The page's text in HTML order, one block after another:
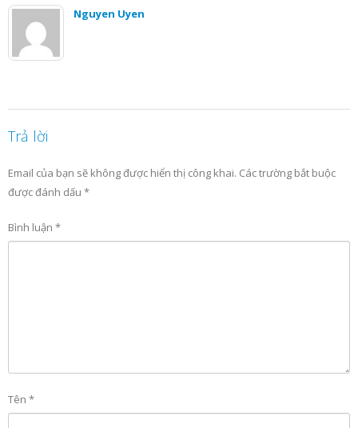
Nguyen Uyen
Trả lời
Email của bạn sẽ không được hiển thị công khai. Các trường bắt buộc
được đánh dấu *
Bình luận *
Tên *